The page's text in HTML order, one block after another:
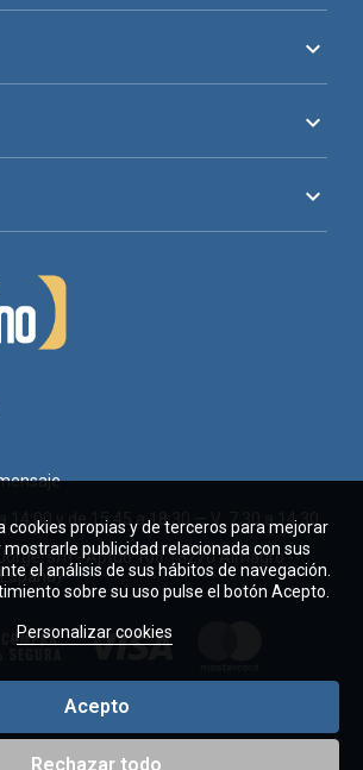



14:00 y de 15:45 a 18:30 — V: 7:30 a 14:30
s/n - Aptdo 106 13270 Almagro -
cookies propias y de terceros para mejorar
publicidad relacionada con sus
el análisis de sus hábitos de navegación.
sobre su uso pulse el botón Acepto.
Personalizar cookies
Rechazar todo
Acepto